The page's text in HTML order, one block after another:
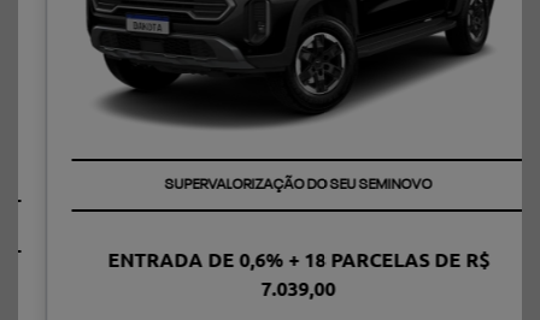
TAXA ZERO
ENTRADA DE 0,6% + 18 PARCELAS DE R$
7.039,00